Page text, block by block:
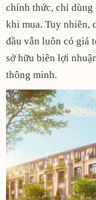
chính thức, chỉ dùng
khi mua. Tuy nhiên,
đầu vẫn luôn có giá
sở hữu biên lợi
thông minh.